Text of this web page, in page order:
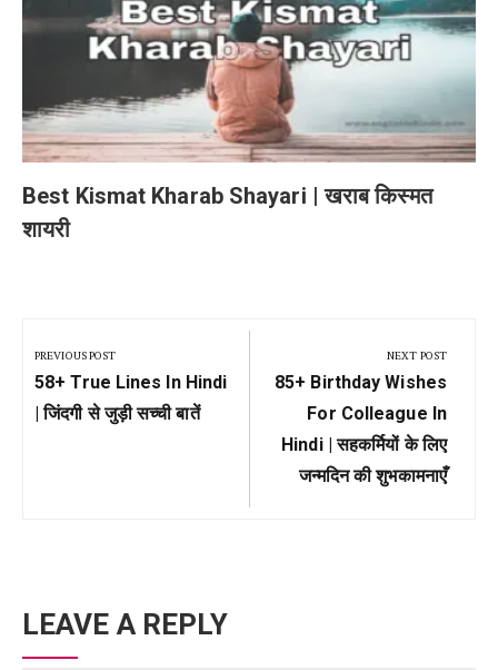
Best Kismat Kharab Shayari | खराब किस्मत
शायरी
navigation
PREVIOUS POST
Previous
Post:
58+ True Lines In Hindi
| जिंदगी से जुड़ी सच्ची बातें
NEXT POST
Next
Post:
85+ Birthday Wishes
For Colleague In
Hindi | सहकर्मियों के लिए
जन्मदिन की शुभकामनाएँ
LEAVE A REPLY